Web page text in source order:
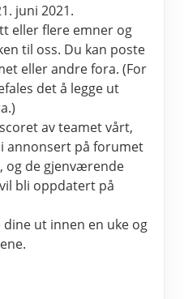
juni 2021.
eller flere emner og
til oss. Du kan poste
eller andre fora. (For
det å legge ut
av teamet vårt,
annonsert på forumet
og de gjenværende
bli oppdatert på
ut innen en uke og